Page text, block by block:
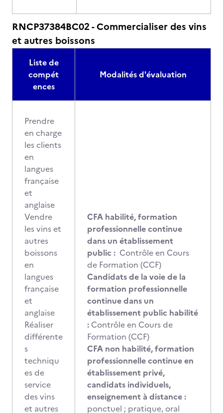
RNCP37384BC02 - Commercialiser des vins
et autres boissons
Liste de
compét
ences
Modalités d'évaluation
Prendre
en charge
les clients
en
langues
française
et
anglaise
Vendre
les vins et
autres
boissons
en
langues
française
et
anglaise
Réaliser
différente
s
techniqu
es de
service
des vins
et autres
CFA habilité, formation
professionnelle continue
dans un établissement
public : Contrôle en Cours
de Formation (CCF)
Candidats de la voie de la
formation professionnelle
continue dans un
établissement public habilité
: Contrôle en Cours de
Formation (CCF)
CFA non habilité, formation
professionnelle continue en
établissement privé,
candidats individuels,
enseignement à distance :
ponctuel ; pratique, oral